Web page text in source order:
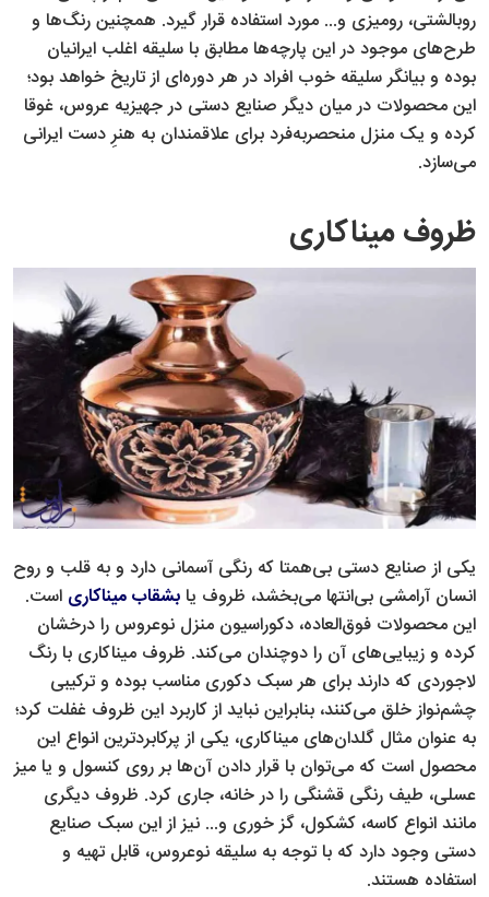
روبالشتی، رومیزی و... مورد استفاده قرار گیرد. همچنین رنگ‌ها و
طرح‌های موجود در این پارچه‌ها مطابق با سلیقه اغلب ایرانیان
بوده و بیانگر سلیقه خوب افراد در هر دوره‌ای از تاریخ خواهد بود؛
این محصولات در میان دیگر صنایع دستی در جهیزیه عروس، غوقا
کرده و یک منزل منحصر‌به‌فرد برای علاقمندان به هنرِ دست ایرانی
می‌سازد.
ظروف میناکاری
یکی از صنایع دستی بی‌همتا که رنگی آسمانی دارد و به قلب و روح
انسان آرامشی بی‌انتها می‌بخشد، ظروف یا بشقاب میناکاری است.
این محصولات فوق‌العاده، دکوراسیون منزل نوعروس را درخشان
کرده و زیبایی‌های آن را دوچندان می‌کند. ظروف میناکاری با رنگ
لاجوردی که دارند برای هر سبک دکوری مناسب بوده و ترکیبی
چشم‌نواز خلق می‌کنند، بنابراین نباید از کاربرد این ظروف غفلت کرد؛
به عنوان مثال گلدان‌های میناکاری، یکی از پرکابردترین انواع این
محصول است که می‌توان با قرار دادن آن‌ها بر روی کنسول و یا میز
عسلی، طیف رنگی قشنگی را در خانه، جاری کرد. ظروف دیگری
مانند انواع کاسه، کشکول، گز خوری و... نیز از این سبک صنایع
دستی وجود دارد که با توجه به سلیقه نوعروس، قابل تهیه و
استفاده هستند.